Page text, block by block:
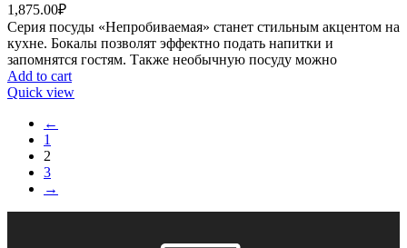
1,875.00₽
Серия посуды «Непробиваемая» станет стильным акцентом на
кухне. Бокалы позволят эффектно подать напитки и
запомнятся гостям. Также необычную посуду можно
Add to cart
Quick view
←
1
2
3
→